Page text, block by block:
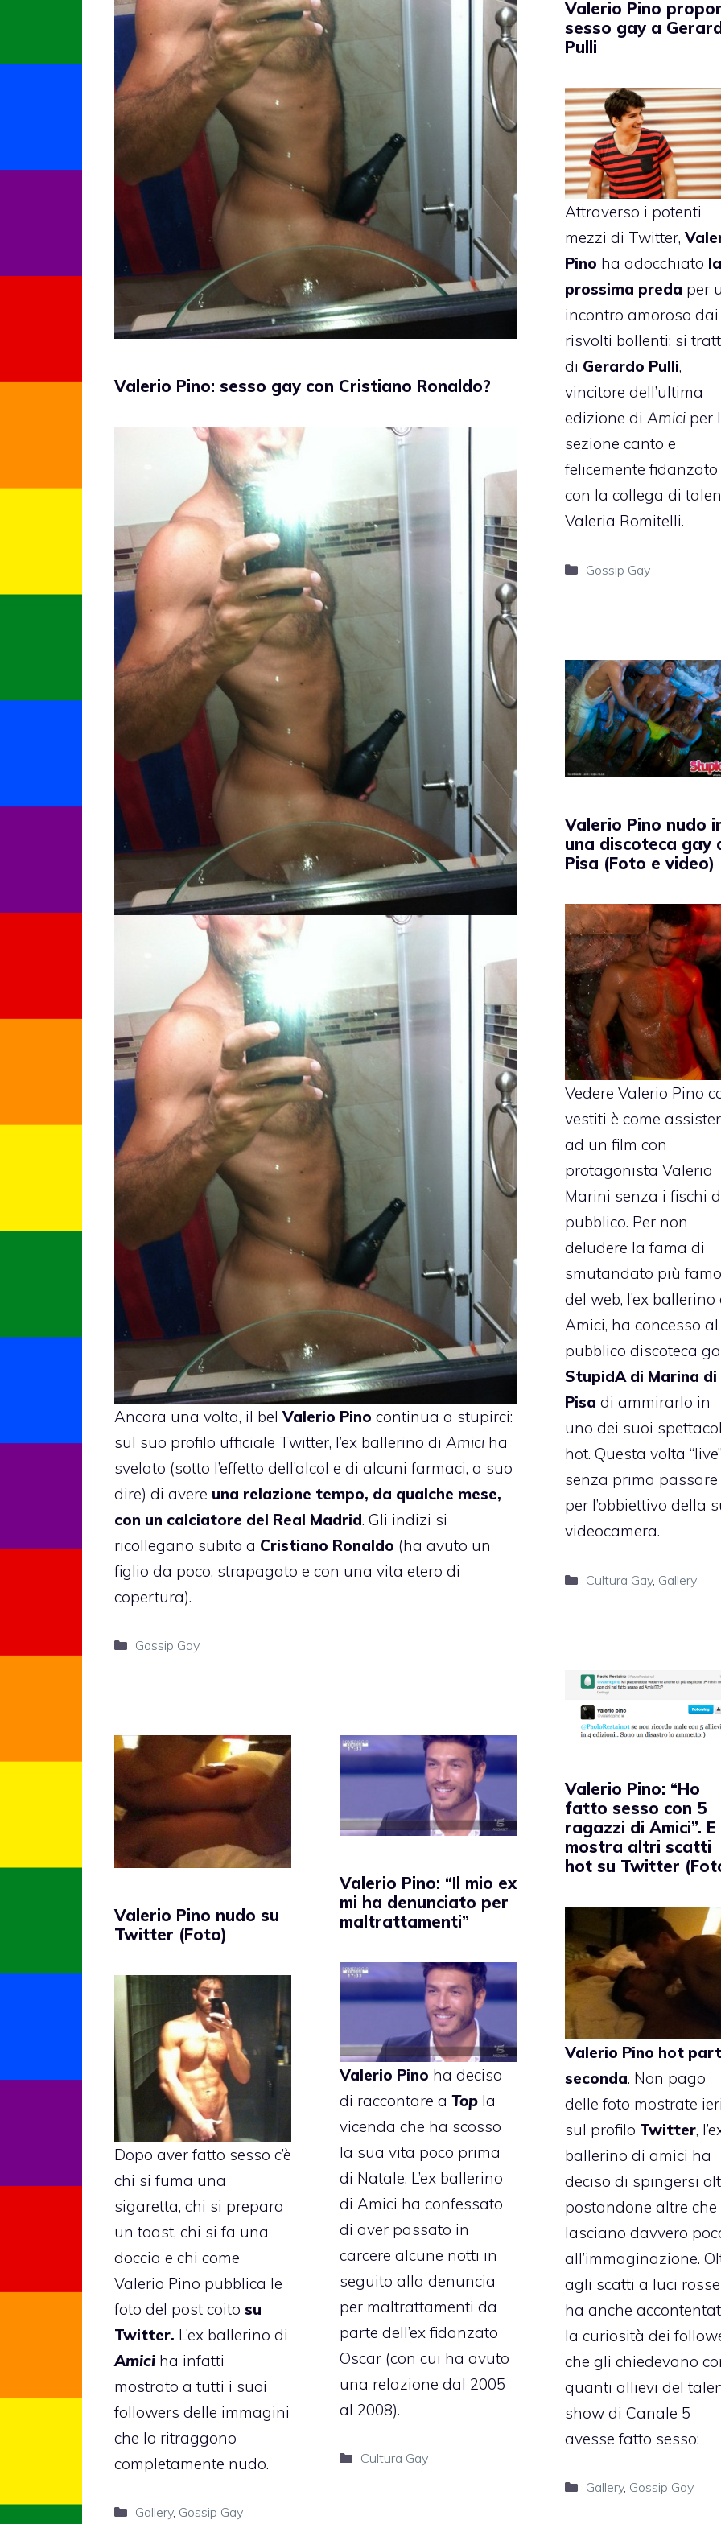
Valerio Pino: sesso gay con Cristiano Ronaldo?
Ancora una volta, il belValerio Pino continua a stupirci:
sul suo profilo ufficiale Twitter, l’ex ballerino di Amici ha
svelato (sotto l’effetto dell’alcol e di alcuni farmaci, a suo
dire) di avere una relazione tempo, da qualche mese,
con un calciatore del Real Madrid. Gli indizi si
ricollegano subito a Cristiano Ronaldo (ha avuto un
figlio da poco, strapagato e con una vita etero di
copertura).
Categorie
Gossip Gay
Valerio Pino
sesso gay a
Pulli
Attraverso i potenti
mezzi di Twitter,
Pino ha adocchiato la
prossima preda per
incontro amoroso dai
risvolti bollenti: si
di Gerardo Pulli,
vincitore dell’ultima
edizione di Amici per
sezione canto e
felicemente fidanzato
con la collega di
Valeria Romitelli.
Categorie
Gossip Gay
Valerio Pino nudo
una discoteca gay
Pisa (Foto e video)
Vedere Valerio Pino
vestiti è come
ad un film con
protagonista Valeria
Marini senza i fischi
pubblico. Per non
deludere la fama di
smutandato più
del web, l’ex ballerino
Amici, ha concesso al
pubblico discoteca
StupidA di Marina di
Pisa di ammirarlo in
uno dei suoi
hot. Questa volta
senza prima passare
per l’obbiettivo della
videocamera.
Categorie
Cultura Gay, Gallery
Valerio Pino: “Ho
fatto sesso con 5
ragazzi di Amici”. E
mostra altri scatti
hot su Twitter
Valerio Pino hot
seconda. Non pago
delle foto mostrate ieri
sul profilo Twitter,
ballerino di amici ha
deciso di spingersi
postandone altre che
lasciano davvero
all’immaginazione.
agli scatti a luci rosse
ha anche
la curiosità dei
che gli chiedevano
quanti allievi del
show di Canale 5
avesse fatto sesso:
Categorie
Gallery, Gossip Gay
Valerio Pino nudo su
Twitter (Foto)
Dopo aver fatto sesso c’è
chi si fuma una
sigaretta, chi si prepara
un toast, chi si fa una
doccia e chi come
Valerio Pino pubblica le
foto del post coito su
Twitter. L’ex ballerino di
Amici ha infatti
mostrato a tutti i suoi
followers delle immagini
che lo ritraggono
completamente nudo.
Categorie
Gallery, Gossip Gay
Valerio Pino: “Il mio ex
mi ha denunciato per
maltrattamenti”
Valerio Pino ha deciso
di raccontare a Top la
vicenda che ha scosso
la sua vita poco prima
di Natale. L’ex ballerino
di Amici ha confessato
di aver passato in
carcere alcune notti in
seguito alla denuncia
per maltrattamenti da
parte dell’ex fidanzato
Oscar (con cui ha avuto
una relazione dal 2005
al 2008).
Categorie
Cultura Gay